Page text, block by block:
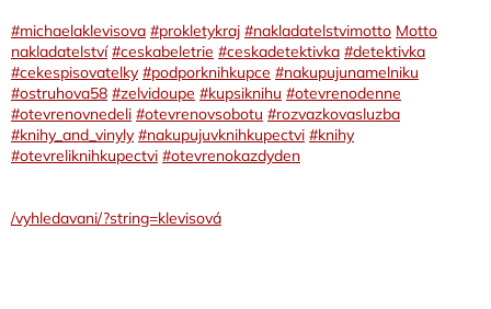
#michaelaklevisova #prokletykraj #nakladatelstvimotto Motto
nakladatelství #ceskabeletrie #ceskadetektivka #detektivka
#cekespisovatelky #podporknihkupce #nakupujunamelniku
#ostruhova58 #zelvidoupe #kupsiknihu #otevrenodenne
#otevrenovnedeli #otevrenovsobotu #rozvazkovasluzba
#knihy_and_vinyly #nakupujuvknihkupectvi #knihy
#otevreliknihkupectvi #otevrenokazdyden
/vyhledavani/?string=klevisová